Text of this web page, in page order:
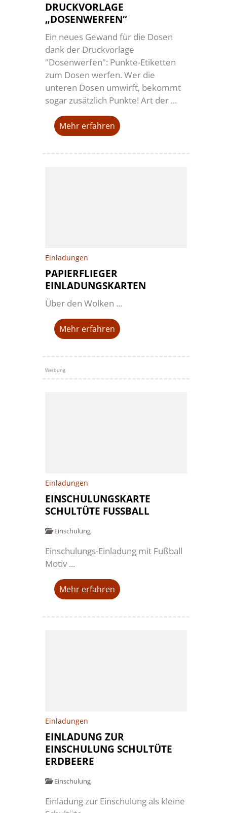
DRUCKVORLAGE
„DOSENWERFEN“
Ein neues Gewand für die Dosen
dank der Druckvorlage
"Dosenwerfen": Punkte-Etiketten
zum Dosen werfen. Wer die
unteren Dosen umwirft, bekommt
sogar zusätzlich Punkte! Art der ...
Mehr erfahren
Einladungen
PAPIERFLIEGER
EINLADUNGSKARTEN
Über den Wolken ...
Mehr erfahren
Werbung
Einladungen
EINSCHULUNGSKARTE
SCHULTÜTE FUSSBALL
Einschulung
Einschulungs-Einladung mit Fußball
Motiv ...
Mehr erfahren
Einladungen
EINLADUNG ZUR
EINSCHULUNG SCHULTÜTE
ERDBEERE
Einschulung
Einladung zur Einschulung als kleine